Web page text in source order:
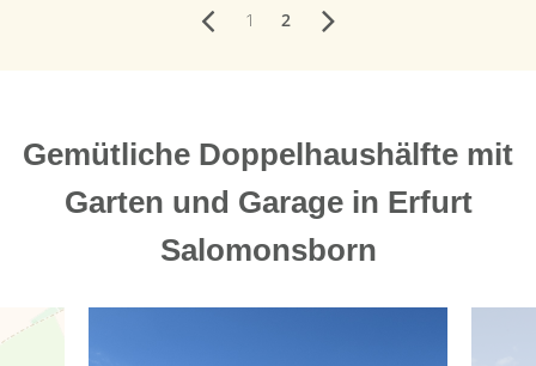
1 2
Gemütliche Doppelhaushälfte mit
Garten und Garage in Erfurt
Salomonsborn